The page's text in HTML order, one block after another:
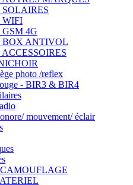
SOLAIRES
WIFI
GSM 4G
BOX ANTIVOL
ACCESSOIRES
photo /reflex
- BIR3 & BIR4
mouvement/ éclair